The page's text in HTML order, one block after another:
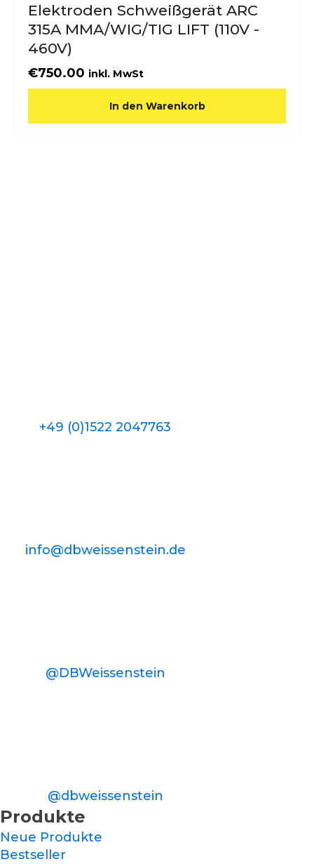
Elektroden Schweißgerät ARC
315A MMA/WIG/TIG LIFT (110V -
460V)
€750.00 inkl. MwSt
In den Warenkorb
+49 (0)1522 2047763
info@dbweissenstein.de
@DBWeissenstein
@dbweissenstein
Produkte
Neue Produkte
Bestseller